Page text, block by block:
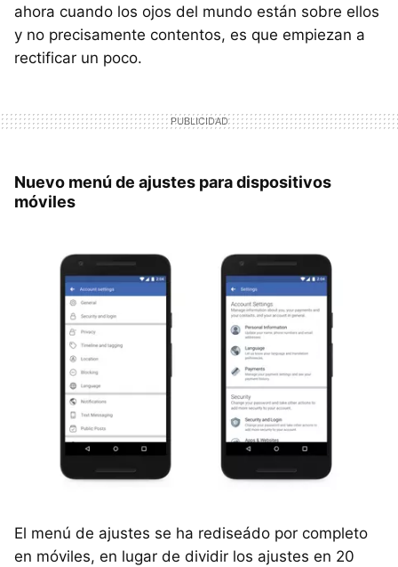
ahora cuando los ojos del mundo están sobre ellos
y no precisamente contentos, es que empiezan a
rectificar un poco.
Nuevo menú de ajustes para dispositivos
móviles
El menú de ajustes se ha rediseádo por completo
en móviles, en lugar de dividir los ajustes en 20